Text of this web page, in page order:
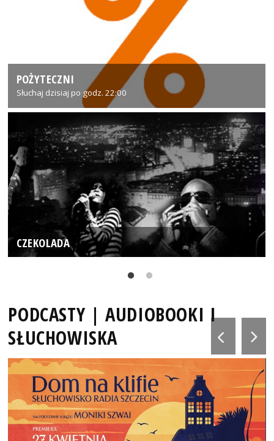
POŻYTECZNI
Słuchaj dzisiaj po godz. 22:00
CZEKOLADA
PODCASTY | AUDIOBOOKI I
SŁUCHOWISKA